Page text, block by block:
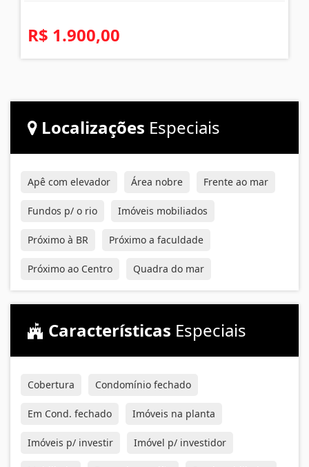
R$ 1.900,00
Localizações Especiais
Apê com elevador Área nobre Frente ao mar
Fundos p/ o rio Imóveis mobiliados
Próximo à BR Próximo a faculdade
Próximo ao Centro Quadra do mar
Características Especiais
Cobertura Condomínio fechado
Em Cond. fechado Imóveis na planta
Imóveis p/ investir Imóvel p/ investidor